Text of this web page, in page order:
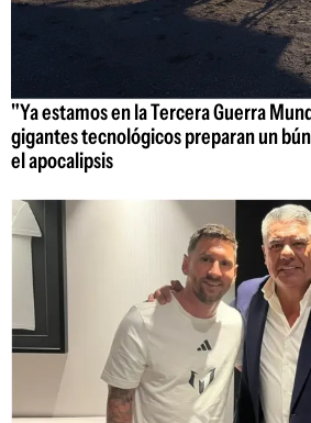
"Ya estamos en la Tercera Guerra
gigantes tecnológicos preparan un
el apocalipsis